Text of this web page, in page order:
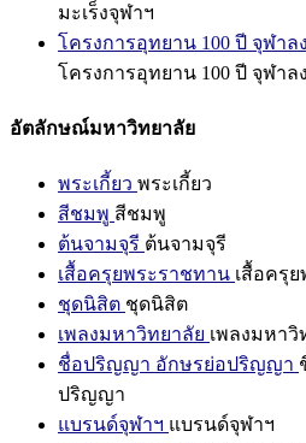
มะเร็งจุฬาฯ
โครงการอุทยาน 100 ปี จุฬา
โครงการอุทยาน 100 ปี จุฬา
อัตลักษณ์มหาวิทยาลัย
พระเกี้ยว พระเกี้ยว
สีชมพู สีชมพู
ต้นจามจุรี ต้นจามจุรี
เสื้อครุยพระราชทาน เสื้อครุ
ชุดนิสิต ชุดนิสิต
เพลงมหาวิทยาลัย เพลงมหาวิ
ชื่อปริญญา อักษรย่อปริญญา
ปริญญา
แบรนด์จุฬาฯ แบรนด์จุฬาฯ